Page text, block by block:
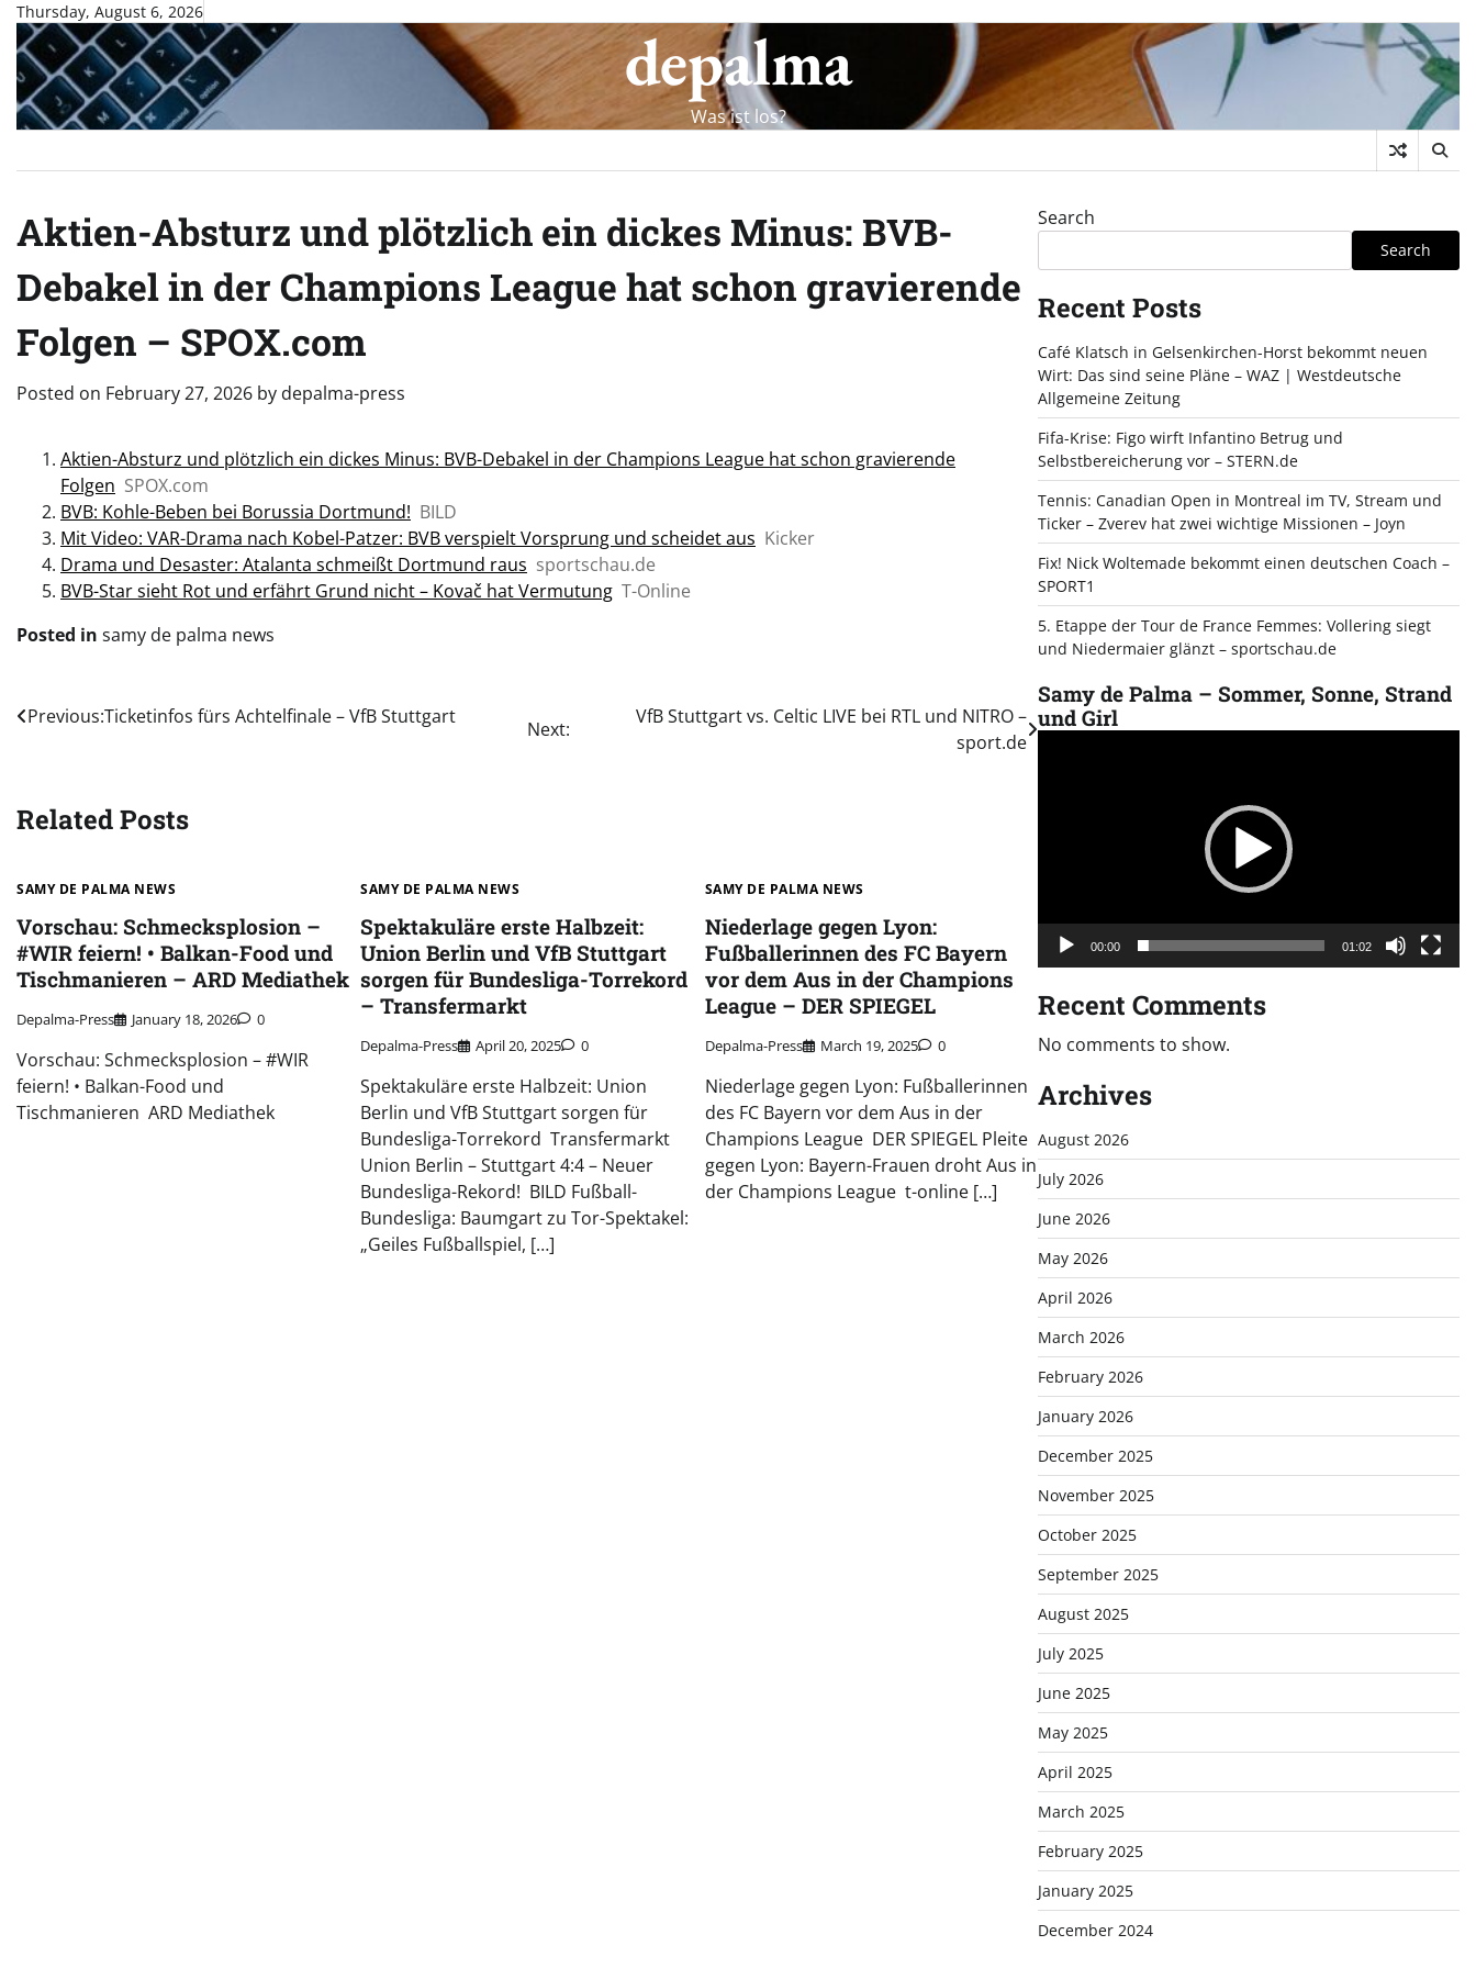
Skip
content
Thursday, August 6, 2026
depalma
Was ist los?
Aktien-Absturz und plötzlich ein dickes Minus: BVB-
Debakel in der Champions League hat schon gravierende
Folgen – SPOX.com
Posted on February 27, 2026 by depalma-press
Aktien-Absturz und plötzlich ein dickes Minus: BVB-Debakel in der Champions League hat schon gravierende
Folgen SPOX.com
BVB: Kohle-Beben bei Borussia Dortmund! BILD
Mit Video: VAR-Drama nach Kobel-Patzer: BVB verspielt Vorsprung und scheidet aus Kicker
Drama und Desaster: Atalanta schmeißt Dortmund raus sportschau.de
BVB-Star sieht Rot und erfährt Grund nicht – Kovač hat Vermutung T-Online
Posted in samy de palma news
Post
Previous:Ticketinfos fürs Achtelfinale – VfB Stuttgart
Next:
VfB Stuttgart vs. Celtic LIVE bei RTL und NITRO –
sport.de
Related Posts
SAMY DE PALMA NEWS
Vorschau: Schmecksplosion –
#WIR feiern! • Balkan-Food und
Tischmanieren – ARD Mediathek
Depalma-Press January 18, 2026 0
Vorschau: Schmecksplosion – #WIR
feiern! • Balkan-Food und
Tischmanieren ARD Mediathek
SAMY DE PALMA NEWS
Spektakuläre erste Halbzeit:
Union Berlin und VfB Stuttgart
sorgen für Bundesliga-Torrekord
– Transfermarkt
Depalma-Press April 20, 2025 0
Spektakuläre erste Halbzeit: Union
Berlin und VfB Stuttgart sorgen für
Bundesliga-Torrekord Transfermarkt
Union Berlin – Stuttgart 4:4 – Neuer
Bundesliga-Rekord! BILD Fußball-
Bundesliga: Baumgart zu Tor-Spektakel:
„Geiles Fußballspiel, […]
SAMY DE PALMA NEWS
Niederlage gegen Lyon:
Fußballerinnen des FC Bayern
vor dem Aus in der Champions
League – DER SPIEGEL
Depalma-Press March 19, 2025 0
Niederlage gegen Lyon: Fußballerinnen
des FC Bayern vor dem Aus in der
Champions League DER SPIEGEL Pleite
gegen Lyon: Bayern-Frauen droht Aus in
der Champions League t-online […]
Search
Search
Recent Posts
Café Klatsch in Gelsenkirchen-Horst bekommt neuen
Wirt: Das sind seine Pläne – WAZ | Westdeutsche
Allgemeine Zeitung
Fifa-Krise: Figo wirft Infantino Betrug und
Selbstbereicherung vor – STERN.de
Tennis: Canadian Open in Montreal im TV, Stream und
Ticker – Zverev hat zwei wichtige Missionen – Joyn
Fix! Nick Woltemade bekommt einen deutschen Coach –
SPORT1
5. Etappe der Tour de France Femmes: Vollering siegt
und Niedermaier glänzt – sportschau.de
Samy de Palma – Sommer, Sonne, Strand
und Girl
00:00 01:02
Recent Comments
No comments to show.
Archives
August 2026
July 2026
June 2026
May 2026
April 2026
March 2026
February 2026
January 2026
December 2025
November 2025
October 2025
September 2025
August 2025
July 2025
June 2025
May 2025
April 2025
March 2025
February 2025
January 2025
December 2024